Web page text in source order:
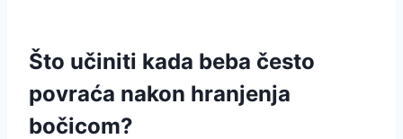
Što učiniti kada beba često
povraća nakon hranjenja
bočicom?